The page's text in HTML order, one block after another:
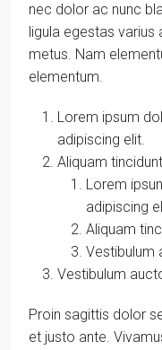
nec dolor ac nunc
ligula egestas
metus. Nam
elementum.
Lorem ipsum
adipiscing elit.
Aliquam
Lorem
adipiscing
Aliquam
Vestibulum
Vestibulum
Proin sagittis dolor
et justo ante.